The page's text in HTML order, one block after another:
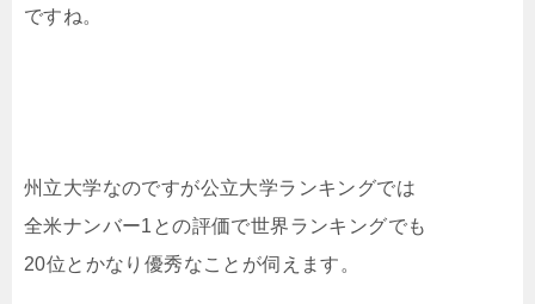
ですね。
州立大学なのですが公立大学ランキングでは
全米ナンバー1との評価で世界ランキングでも
20位とかなり優秀なことが伺えます。